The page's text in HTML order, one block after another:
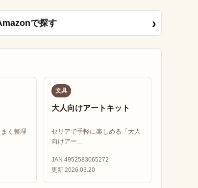
で探す ›
く整理
文具
大人向けアートキット
セリアで手軽に楽しめる「大人
向けアー...
JAN 4952583065272
更新 2026.03.20